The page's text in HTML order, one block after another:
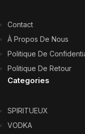
Contact
À Propos De Nous
Politique De
Politique De Retour
Categories
SPIRITUEUX
VODKA